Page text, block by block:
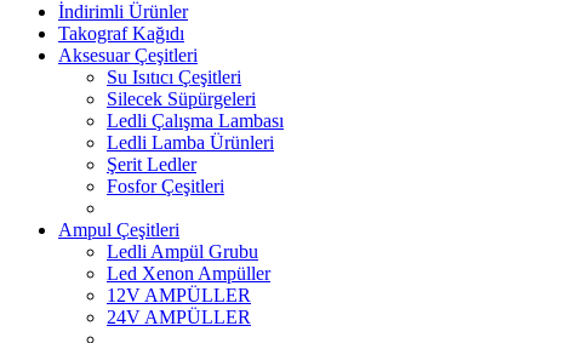
İndirimli Ürünler
Takograf Kağıdı
Aksesuar Çeşitleri
Su Isıtıcı Çeşitleri
Silecek Süpürgeleri
Ledli Çalışma Lambası
Ledli Lamba Ürünleri
Şerit Ledler
Fosfor Çeşitleri
Ampul Çeşitleri
Ledli Ampül Grubu
Led Xenon Ampüller
12V AMPÜLLER
24V AMPÜLLER